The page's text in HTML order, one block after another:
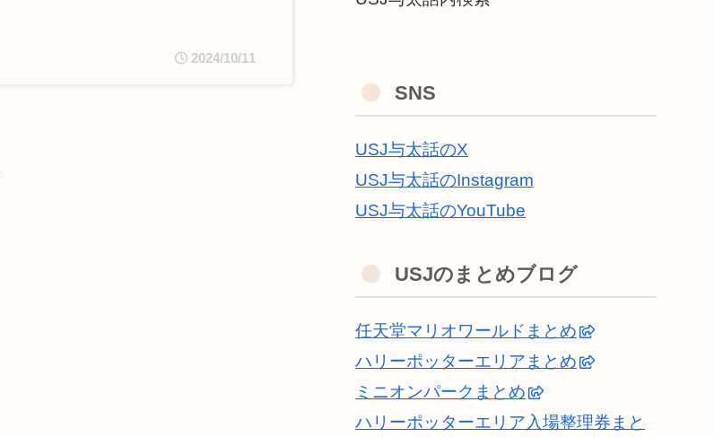
2024/10/11
SNS
USJ与太話のX
USJ与太話のInstagram
USJ与太話のYouTube
USJのまとめブログ
任天堂マリオワールドまとめ
ハリーポッターエリアまとめ
ミニオンパークまとめ
ハリーポッターエリア入場整理券まと